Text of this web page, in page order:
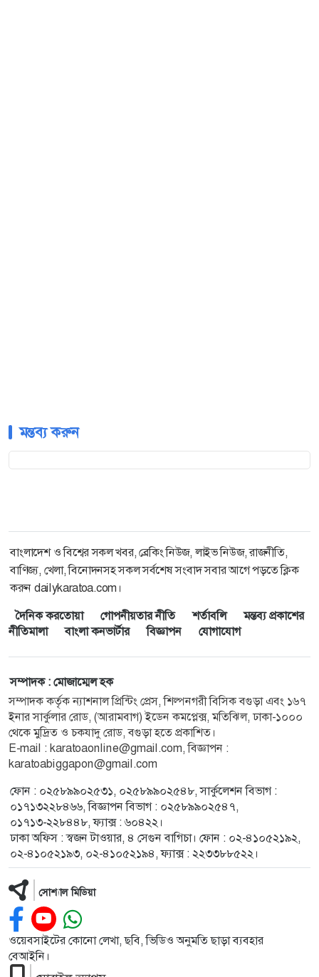
মন্তব্য করুন
বাংলাদেশ ও বিশ্বের সকল খবর, ব্রেকিং নিউজ, লাইভ নিউজ, রাজনীতি,
বাণিজ্য, খেলা, বিনোদনসহ সকল সর্বশেষ সংবাদ সবার আগে পড়তে ক্লিক
করুন dailykaratoa.com।
দৈনিক করতোয়া
গোপনীয়তার নীতি শর্তাবলি
মন্তব্য প্রকাশের
নীতিমালা
বাংলা কনভার্টার বিজ্ঞাপন যোগাযোগ
সম্পাদক : মোজাম্মেল হক
সম্পাদক কর্তৃক ন্যাশনাল প্রিন্টিং প্রেস, শিল্পনগরী বিসিক বগুড়া এবং ১৬৭
ইনার সার্কুলার রোড, (আরামবাগ) ইডেন কমপ্লেক্স, মতিঝিল, ঢাকা-১০০০
থেকে মুদ্রিত ও চকযাদু রোড, বগুড়া হতে প্রকাশিত।
E-mail : karatoaonline@gmail.com, বিজ্ঞাপন :
karatoabiggapon@gmail.com
ফোন : ০২৫৮৯৯০২৫৩১, ০২৫৮৯৯০২৫৪৮, সার্কুলেশন বিভাগ :
০১৭১৩২২৮৪৬৬, বিজ্ঞাপন বিভাগ : ০২৫৮৯৯০২৫৪৭,
০১৭১৩-২২৮৪৪৮, ফ্যাক্স : ৬০৪২২।
ঢাকা অফিস : স্বজন টাওয়ার, ৪ সেগুন বাগিচা। ফোন : ০২-৪১০৫২১৯২,
০২-৪১০৫২১৯৩, ০২-৪১০৫২১৯৪, ফ্যাক্স : ২২৩৩৮৮৫২২।
সোশ্যাল মিডিয়া
ওয়েবসাইটের কোনো লেখা, ছবি, ভিডিও অনুমতি ছাড়া ব্যবহার
বেআইনি।